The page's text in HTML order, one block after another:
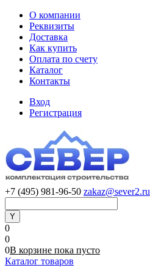
О компании
Реквизиты
Доставка
Как купить
Оплата по счету
Каталог
Контакты
Вход
Регистрация
+7 (495) 981-96-50 zakaz@sever2.ru
0
0
0В корзине пока пусто
Каталог товаров